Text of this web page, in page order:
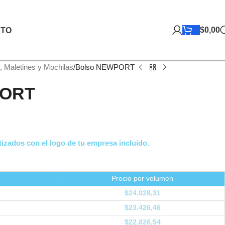
$0,00
Maletines y Mochilas Bolso NEWPORT
con el logo de tu empresa incluido.
Precio por volumen
$24.028,31
$23.426,46
$22.826,54